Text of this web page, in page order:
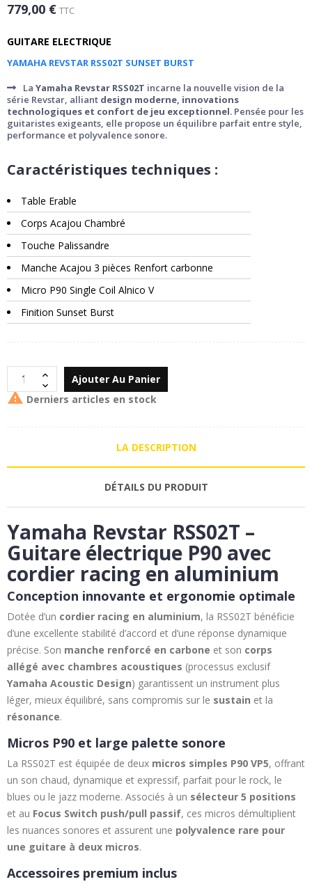
779,00 € TTC
GUITARE ELECTRIQUE
YAMAHA REVSTAR RSS02T SUNSET BURST
La Yamaha Revstar RSS02T incarne la nouvelle vision de la
série Revstar, alliant design moderne, innovations
technologiques et confort de jeu exceptionnel. Pensée pour les
guitaristes exigeants, elle propose un équilibre parfait entre style,
performance et polyvalence sonore.
Caractéristiques techniques :
Table Erable
Corps Acajou Chambré
Touche Palissandre
Manche Acajou 3 pièces Renfort carbonne
Micro P90 Single Coil Alnico V
Finition Sunset Burst
Ajouter Au Panier
 Derniers articles en stock
LA DESCRIPTION
DÉTAILS DU PRODUIT
Yamaha Revstar RSS02T –
Guitare électrique P90 avec
cordier racing en aluminium
Conception innovante et ergonomie optimale
Dotée d’un cordier racing en aluminium, la RSS02T bénéficie
d’une excellente stabilité d’accord et d’une réponse dynamique
précise. Son manche renforcé en carbone et son corps
allégé avec chambres acoustiques (processus exclusif
Yamaha Acoustic Design) garantissent un instrument plus
léger, mieux équilibré, sans compromis sur le sustain et la
résonance.
Micros P90 et large palette sonore
La RSS02T est équipée de deux micros simples P90 VP5, offrant
un son chaud, dynamique et expressif, parfait pour le rock, le
blues ou le jazz moderne. Associés à un sélecteur 5 positions
et au Focus Switch push/pull passif, ces micros démultiplient
les nuances sonores et assurent une polyvalence rare pour
une guitare à deux micros.
Accessoires premium inclus